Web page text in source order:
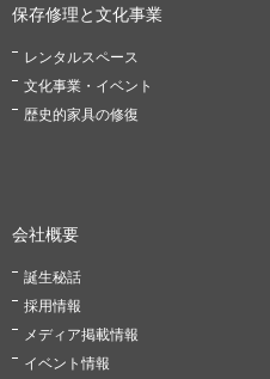
保存修理と文化事業
レンタルスペース
文化事業・イベント
歴史的家具の修復
会社概要
誕生秘話
採用情報
メディア掲載情報
イベント情報